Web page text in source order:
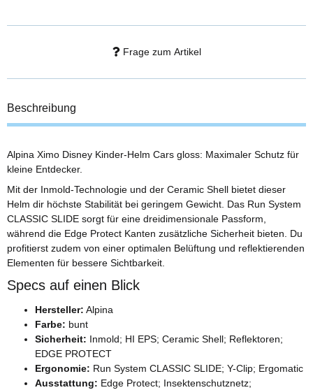
Frage zum Artikel
Beschreibung
Alpina Ximo Disney Kinder-Helm Cars gloss: Maximaler Schutz für
kleine Entdecker.
Mit der Inmold-Technologie und der Ceramic Shell bietet dieser
Helm dir höchste Stabilität bei geringem Gewicht. Das Run System
CLASSIC SLIDE sorgt für eine dreidimensionale Passform,
während die Edge Protect Kanten zusätzliche Sicherheit bieten. Du
profitierst zudem von einer optimalen Belüftung und reflektierenden
Elementen für bessere Sichtbarkeit.
Specs auf einen Blick
Hersteller: Alpina
Farbe: bunt
Sicherheit: Inmold; HI EPS; Ceramic Shell; Reflektoren;
EDGE PROTECT
Ergonomie: Run System CLASSIC SLIDE; Y-Clip; Ergomatic
Ausstattung: Edge Protect; Insektenschutznetz;